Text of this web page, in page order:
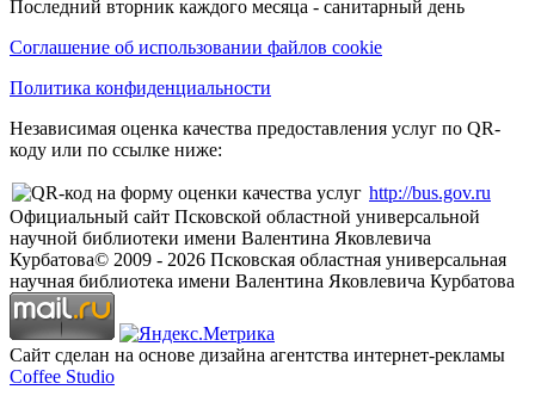
Последний вторник каждого месяца - санитарный день
Соглашение об использовании файлов cookie
Политика конфиденциальности
Независимая оценка качества предоставления услуг по QR-
коду или по ссылке ниже:
http://bus.gov.ru
Официальный сайт Псковской областной универсальной
научной библиотеки имени Валентина Яковлевича
Курбатова© 2009 - 2026 Псковская областная универсальная
научная библиотека имени Валентина Яковлевича Курбатова
Сайт сделан на основе дизайна агентства интернет-рекламы
Coffee Studio